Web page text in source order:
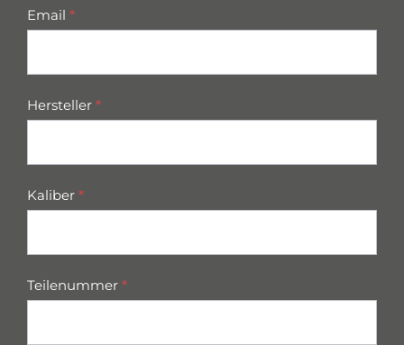
Email *
Hersteller *
Kaliber *
Teilenummer *